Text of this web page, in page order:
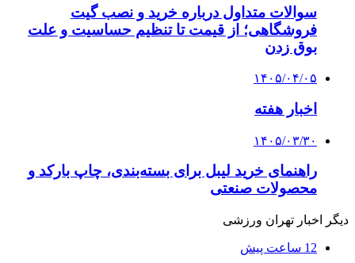
سوالات متداول درباره خرید و نصب گیت
فروشگاهی؛ از قیمت تا تنظیم حساسیت و علت
بوق زدن
۱۴۰۵/۰۴/۰۵
اخبار هفته
۱۴۰۵/۰۳/۳۰
راهنمای خرید لیبل برای بسته‌بندی، چاپ بارکد و
محصولات صنعتی
دیگر اخبار تهران ورزشی
12 ساعت پیش